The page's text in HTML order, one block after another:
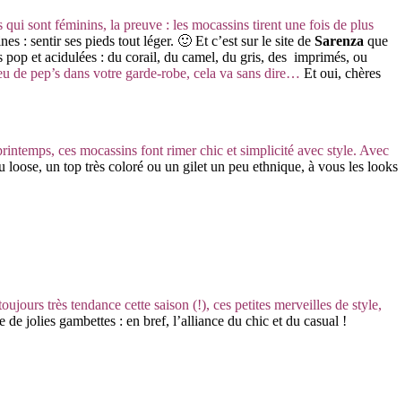
qui sont féminins, la preuve : les mocassins tirent une fois de plus
: sentir ses pieds tout léger. 🙂 Et c’est sur le site de Sarenza que
et acidulées : du corail, du camel, du gris, des imprimés, ou
de pep’s dans votre garde-robe, cela va sans dire… Et oui, chères
ces mocassins font rimer chic et simplicité avec style. Avec
loose, un top très coloré ou un gilet un peu ethnique, à vous les looks
très tendance cette saison (!), ces petites merveilles de style,
jolies gambettes : en bref, l’alliance du chic et du casual !